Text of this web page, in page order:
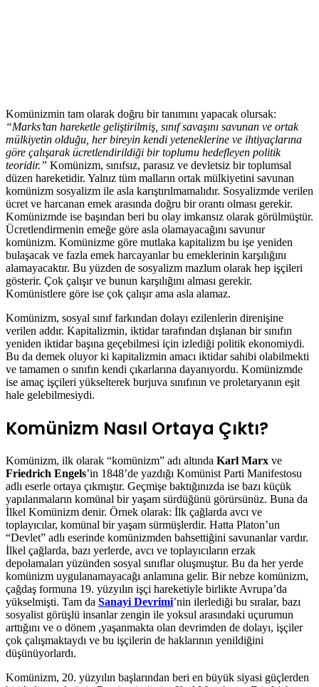
Komünizmin tam olarak doğru bir tanımını yapacak olursak:
“Marks’tan hareketle geliştirilmiş, sınıf savaşını savunan ve ortak
mülkiyetin olduğu, her bireyin kendi yeteneklerine ve ihtiyaçlarına
göre çalışarak ücretlendirildiği bir toplumu hedefleyen politik
teoridir.” Komünizm, sınıfsız, parasız ve devletsiz bir toplumsal
düzen hareketidir. Yalnız tüm malların ortak mülkiyetini savunan
komünizm sosyalizm ile asla karıştırılmamalıdır. Sosyalizmde verilen
ücret ve harcanan emek arasında doğru bir orantı olması gerekir.
Komünizmde ise başından beri bu olay imkansız olarak görülmüştür.
Ücretlendirmenin emeğe göre asla olamayacağını savunur
komünizm. Komünizme göre mutlaka kapitalizm bu işe yeniden
bulaşacak ve fazla emek harcayanlar bu emeklerinin karşılığını
alamayacaktır. Bu yüzden de sosyalizm mazlum olarak hep işçileri
gösterir. Çok çalışır ve bunun karşılığını alması gerekir.
Komünistlere göre ise çok çalışır ama asla alamaz.
Komünizm, sosyal sınıf farkından dolayı ezilenlerin direnişine
verilen addır. Kapitalizmin, iktidar tarafından dışlanan bir sınıfın
yeniden iktidar başına geçebilmesi için izlediği politik ekonomiydi.
Bu da demek oluyor ki kapitalizmin amacı iktidar sahibi olabilmekti
ve tamamen o sınıfın kendi çıkarlarına dayanıyordu. Komünizmde
ise amaç işçileri yükselterek burjuva sınıfının ve proletaryanın eşit
hale gelebilmesiydi.
Komünizm Nasıl Ortaya Çıktı?
Komünizm, ilk olarak “komünizm” adı altında Karl Marx ve
Friedrich Engels’in 1848’de yazdığı Komünist Parti Manifestosu
adlı eserle ortaya çıkmıştır. Geçmişe baktığınızda ise bazı küçük
yapılanmaların komünal bir yaşam sürdüğünü görürsünüz. Buna da
İlkel Komünizm denir. Örnek olarak: İlk çağlarda avcı ve
toplayıcılar, komünal bir yaşam sürmüşlerdir. Hatta Platon’un
“Devlet” adlı eserinde komünizmden bahsettiğini savunanlar vardır.
İlkel çağlarda, bazı yerlerde, avcı ve toplayıcıların erzak
depolamaları yüzünden sosyal sınıflar oluşmuştur. Bu da her yerde
komünizm uygulanamayacağı anlamına gelir. Bir nebze komünizm,
çağdaş formuna 19. yüzyılın işçi hareketiyle birlikte Avrupa’da
yükselmişti. Tam da Sanayi Devrimi’nin ilerlediği bu sıralar, bazı
sosyalist görüşlü insanlar zengin ile yoksul arasındaki uçurumun
arttığını ve o dönem ,yaşanmakta olan devrimden de dolayı, işçiler
çok çalışmaktaydı ve bu işçilerin de haklarının yenildiğini
düşünüyorlardı.
Komünizm, 20. yüzyılın başlarından beri en büyük siyasi güçlerden